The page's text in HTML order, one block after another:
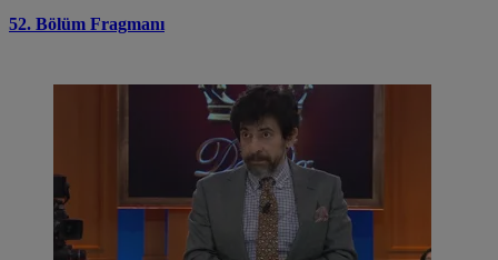
52. Bölüm Fragmanı